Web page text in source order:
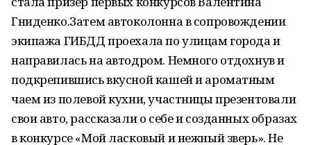
Гниденко.Затем автоколонна в сопровождении
экипажа ГИБДД проехала по улицам города и
направилась на автодром. Немного отдохнув и
подкрепившись вкусной кашей и ароматным
чаем из полевой кухни, участницы презентовали
свои авто, рассказали о себе и созданных образах
в конкурсе «Мой ласковый и нежный зверь». Не